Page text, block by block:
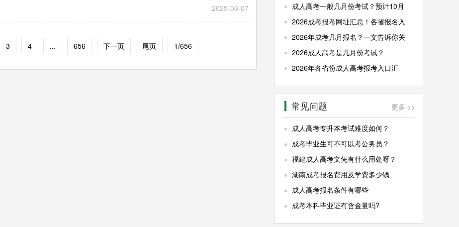
2025-03-07
3 4 ... 656 下一页 尾页 1/656
成人高考一般几月份考试？预计10月
2026成考报考网址汇总！各省报名入
2026年成考几月报名？一文告诉你关
2026成人高考是几月份考试？
2026年各省份成人高考报考入口汇
常见问题 更多 >>
成人高考专升本考试难度如何？
成考毕业生可不可以考公务员？
福建成人高考文凭有什么用处呀？
湖南成考报名费用及学费多少钱
成人高考报名条件有哪些
成考本科毕业证有含金量吗?